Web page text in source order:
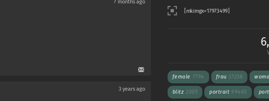
7 months ago
3 years ago
female 7794 frau37238
blitz2005 portrait 99465